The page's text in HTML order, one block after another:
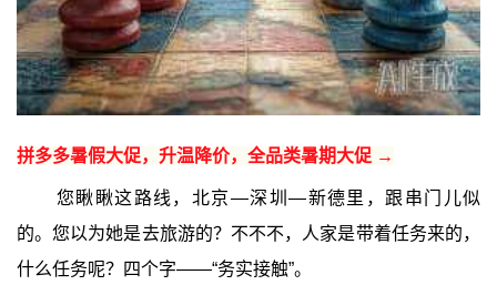
拼多多暑假大促，升温降价，全品类暑期大促 →
您瞅瞅这路线，北京—深圳—新德里，跟串门儿似
的。您以为她是去旅游的？不不不，人家是带着任务来的，
什么任务呢？四个字——“务实接触”。